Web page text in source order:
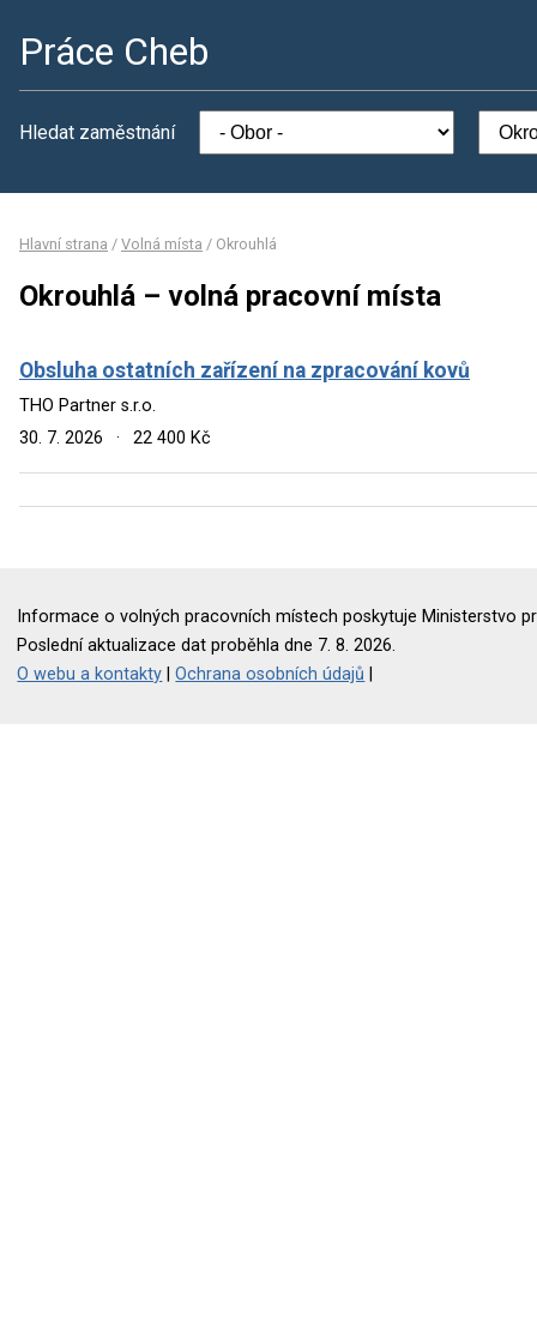
Práce Cheb
Hledat zaměstnání
Hlavní strana / Volná místa / Okrouhlá
Okrouhlá – volná pracovní místa
Obsluha ostatních zařízení na zpracování kovů
THO Partner s.r.o.
30. 7. 2026
· 22 400 Kč
Informace o volných pracovních místech poskytuje Ministerstvo
Poslední aktualizace dat proběhla dne 7. 8. 2026.
O webu a kontakty |Ochrana osobních údajů